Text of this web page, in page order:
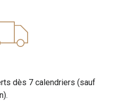
dès 7 calendriers (sauf